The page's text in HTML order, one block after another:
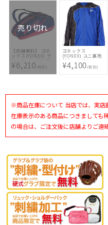
売り切れ
【刺繍無料】 ヨネ
ックス(YONEX) ラ
ケットバッグ6 (テ
ニス6本用)
BAG2132R-675 [
☆刺繍1ヶ所無料(単
¥6,210(税別)
ヨネックス
(YONEX) ユニ裏地
付ウィンドウォーマ
ーシャツ 70081-
472
¥4,100(税別)
※商品在庫について 当店では、実店
在庫表示のある商品につきましても
の場合は、ご注文後に店舗よりご連